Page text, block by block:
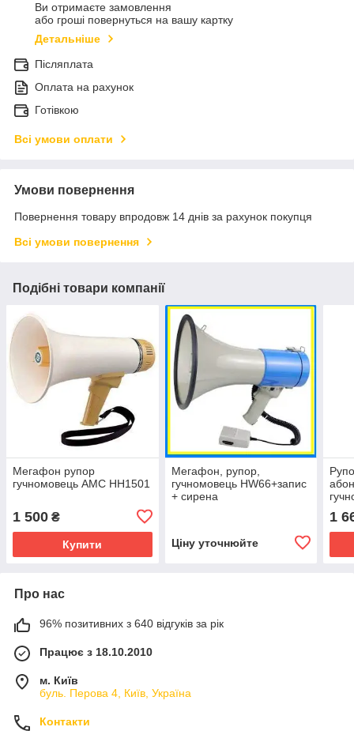
Ви отримаєте замовлення
або гроші повернуться на вашу картку
Детальніше
Післяплата
Оплата на рахунок
Готівкою
Всі умови оплати
Умови повернення
Повернення товару впродовж 14 днів за рахунок покупця
Всі умови повернення
Подібні товари компанії
Мегафон рупор
гучномовець AMC HH1501
1 500 ₴
Купити
Мегафон, рупор,
гучномовець HW66+запис
+ сирена
Ціну уточнюйте
1
Про нас
96% позитивних з 640 відгуків за рік
Працює з 18.10.2010
м. Київ
буль. Перова 4, Київ, Україна
Контакти